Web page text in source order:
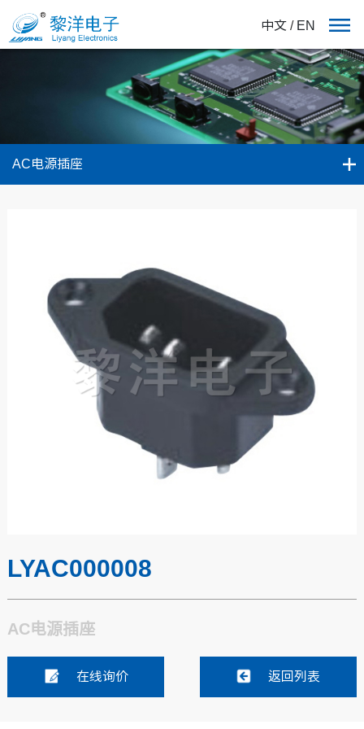
中文 / EN
AC电源插座
LYAC000008
AC电源插座
在线询价 返回列表